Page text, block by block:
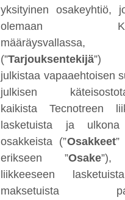
yksityinen osakeyhtiö,
olemaan
määräysvallassa,
(”Tarjouksentekijä”)
julkistaa vapaaehtoisen
julkisen
kaikista Tecnotreen
lasketuista ja ulkona
osakkeista (”Osakkeet”
erikseen ”Osake”),
liikkeeseen
maksetuista